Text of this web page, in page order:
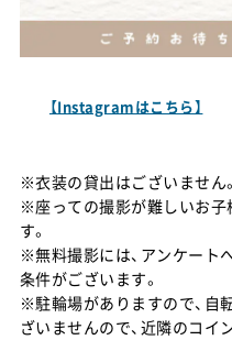
【Instagramはこちら】
※衣装の貸出はございません。
※座っての撮影が難しいお
す。
※無料撮影には、アンケート
条件がございます。
※駐輪場がありますので、自
ざいませんので、近隣のコイ